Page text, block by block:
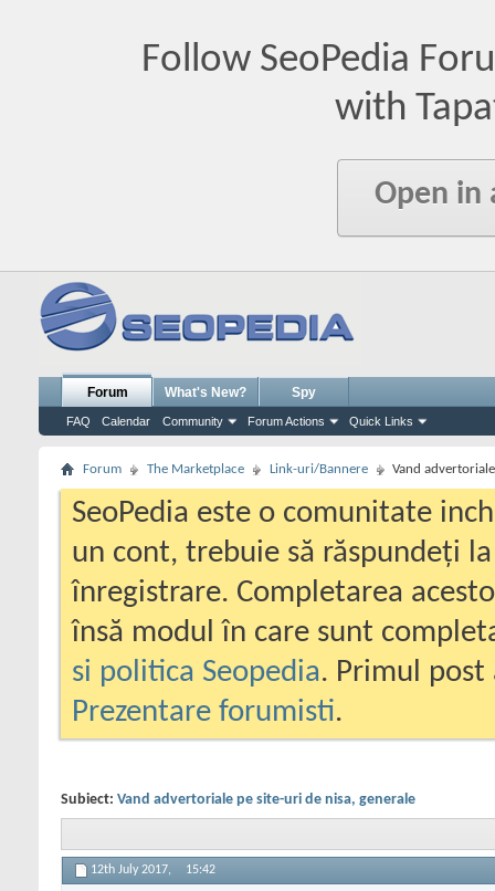
Follow SeoPedia
with
Open in
Forum
FAQ Calendar Community Forum Actions Quick Links
What's New? Spy
Forum The Marketplace Link-uri/Bannere Vand
SeoPedia este o comunitate
un cont, trebuie să răspundeți
înregistrare. Completarea
însă modul în care sunt
si politica Seopedia. Primul
Prezentare forumisti.
Subiect: Vand advertoriale pe site-uri de nisa, generale
12th July 2017, 15:42